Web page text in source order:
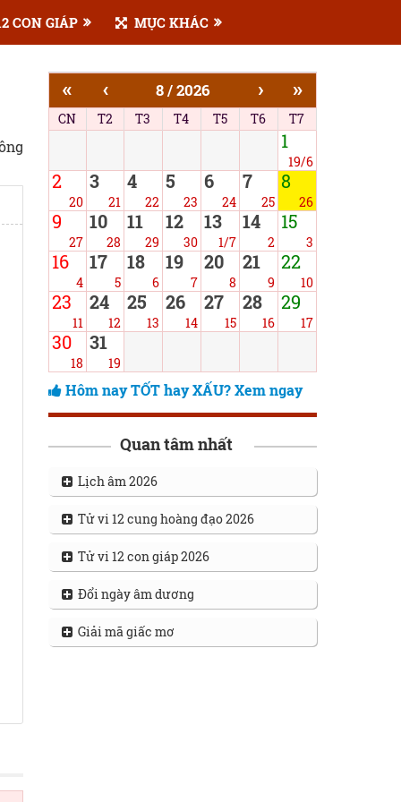
CON GIÁP MỤC KHÁC
« ‹ 8 / 2026 › »
CN T2 T3 T4 T5 T6 T7
1
19/6
2
20
3
21
4
22
5
23
6
24
7
25
8
26
9
27
10
28
11
29
12
30
13
1/7
14
2
15
3
16
4
17
5
18
6
19
7
20
8
21
9
22
10
23
11
24
12
25
13
26
14
27
15
28
16
29
17
30
18
31
19
Hôm nay TỐT hay XẤU? Xem ngay
Quan tâm nhất
Lịch âm 2026
Tử vi 12 cung hoàng đạo 2026
Tử vi 12 con giáp 2026
Đổi ngày âm dương
Giải mã giấc mơ